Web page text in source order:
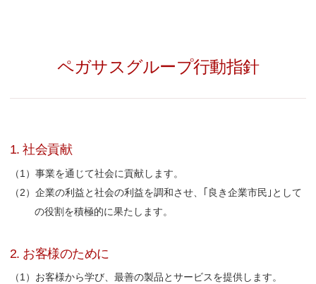
ペガサスグループ行動指針
1. 社会貢献
事業を通じて社会に貢献します。
企業の利益と社会の利益を調和させ、｢良き企業市民｣として
の役割を積極的に果たします。
2. お客様のために
お客様から学び、最善の製品とサービスを提供します。